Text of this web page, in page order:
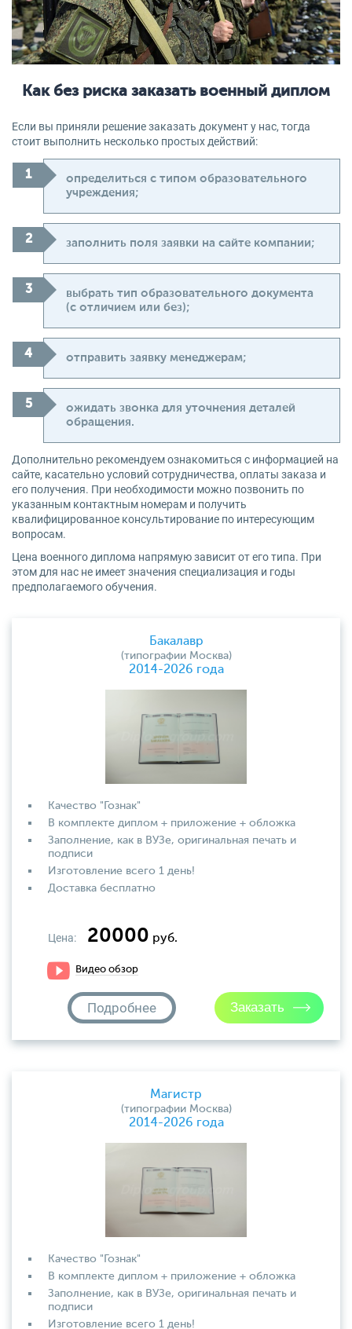
Как без риска заказать военный диплом
Если вы приняли решение заказать документ у нас, тогда
стоит выполнить несколько простых действий:
определиться с типом образовательного
учреждения;
заполнить поля заявки на сайте компании;
выбрать тип образовательного документа
(с отличием или без);
отправить заявку менеджерам;
ожидать звонка для уточнения деталей
обращения.
Дополнительно рекомендуем ознакомиться с информацией на
сайте, касательно условий сотрудничества, оплаты заказа и
его получения. При необходимости можно позвонить по
указанным контактным номерам и получить
квалифицированное консультирование по интересующим
вопросам.
Цена военного диплома напрямую зависит от его типа. При
этом для нас не имеет значения специализация и годы
предполагаемого обучения.
Бакалавр
(типографии Москва)
2014-2026 года
Качество "Гознак"
В комплекте диплом + приложение + обложка
Заполнение, как в ВУЗе, оригинальная печать и
подписи
Изготовление всего 1 день!
Доставка бесплатно
Цена: 20000 руб.
Видео обзор
Подробнее
Магистр
(типографии Москва)
2014-2026 года
Качество "Гознак"
В комплекте диплом + приложение + обложка
Заполнение, как в ВУЗе, оригинальная печать и
подписи
Изготовление всего 1 день!